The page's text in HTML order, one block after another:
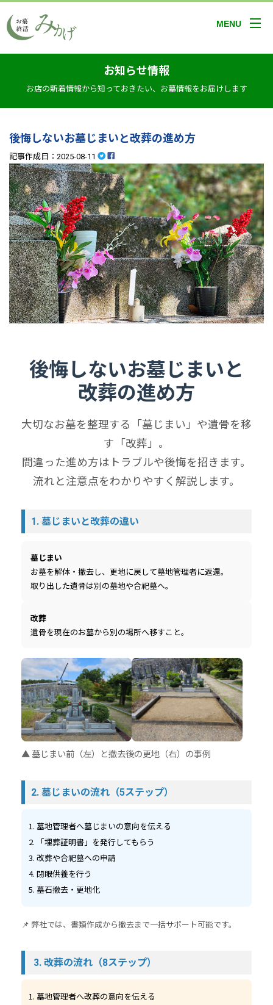
MENU
お知らせ情報
お店の新着情報から知っておきたい、お墓情報をお届けします
後悔しないお墓じまいと改葬の進め方
記事作成日：2025-08-11
後悔しないお墓じまいと
改葬の進め方
大切なお墓を整理する「墓じまい」や遺骨を移
す「改葬」。
間違った進め方はトラブルや後悔を招きます。
流れと注意点をわかりやすく解説します。
1. 墓じまいと改葬の違い
墓じまい
お墓を解体・撤去し、更地に戻して墓地管理者に返還。
取り出した遺骨は別の墓地や合祀墓へ。
改葬
遺骨を現在のお墓から別の場所へ移すこと。
▲ 墓じまい前（左）と撤去後の更地（右）の事例
2. 墓じまいの流れ（5ステップ）
墓地管理者へ墓じまいの意向を伝える
「埋葬証明書」を発行してもらう
改葬や合祀墓への申請
閉眼供養を行う
墓石撤去・更地化
📌 弊社では、書類作成から撤去まで一括サポート可能です。
3. 改葬の流れ（8ステップ）
墓地管理者へ改葬の意向を伝える